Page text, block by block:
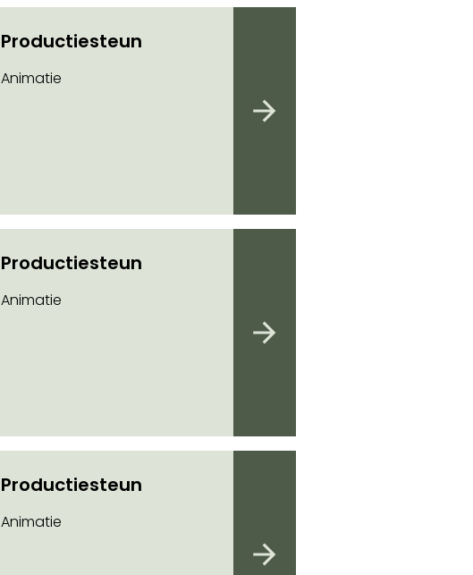
Productiesteun
Animatie
Productiesteun
Animatie
Productiesteun
Animatie